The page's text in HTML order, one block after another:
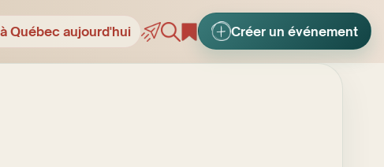
Québec aujourd'hui Créer un événement